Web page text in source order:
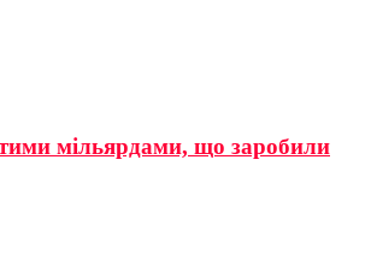
тими мільярдами, що заробили